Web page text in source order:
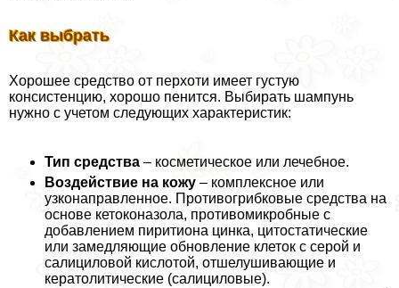
Как выбрать
Хорошее средство от перхоти имеет густую
консистенцию, хорошо пенится. Выбирать шампунь
нужно с учетом следующих хаpaктеристик:
Тип средства – косметическое или лечебное.
Воздействие на кожу – комплексное или
узконаправленное. Противогрибковые средства на
основе кетоконазола, противомикробные с
добавлением пиритиона цинка, цитостатические
или замедляющие обновление клеток с серой и
салициловой кислотой, отшелушивающие и
кератолитические (салициловые).